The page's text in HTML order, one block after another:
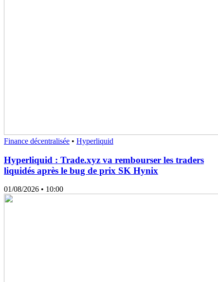
Finance décentralisée • Hyperliquid
Hyperliquid : Trade.xyz va rembourser les traders
liquidés après le bug de prix SK Hynix
01/08/2026 • 10:00